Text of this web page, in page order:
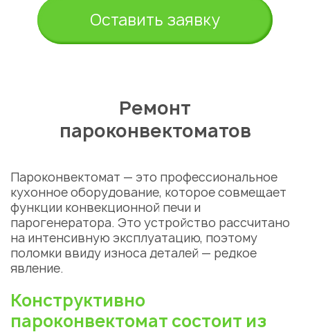
Оставить заявку
Ремонт
пароконвектоматов
Пароконвектомат — это профессиональное
кухонное оборудование, которое совмещает
функции конвекционной печи и
парогенератора. Это устройство рассчитано
на интенсивную эксплуатацию, поэтому
поломки ввиду износа деталей — редкое
явление.
Конструктивно
пароконвектомат состоит из